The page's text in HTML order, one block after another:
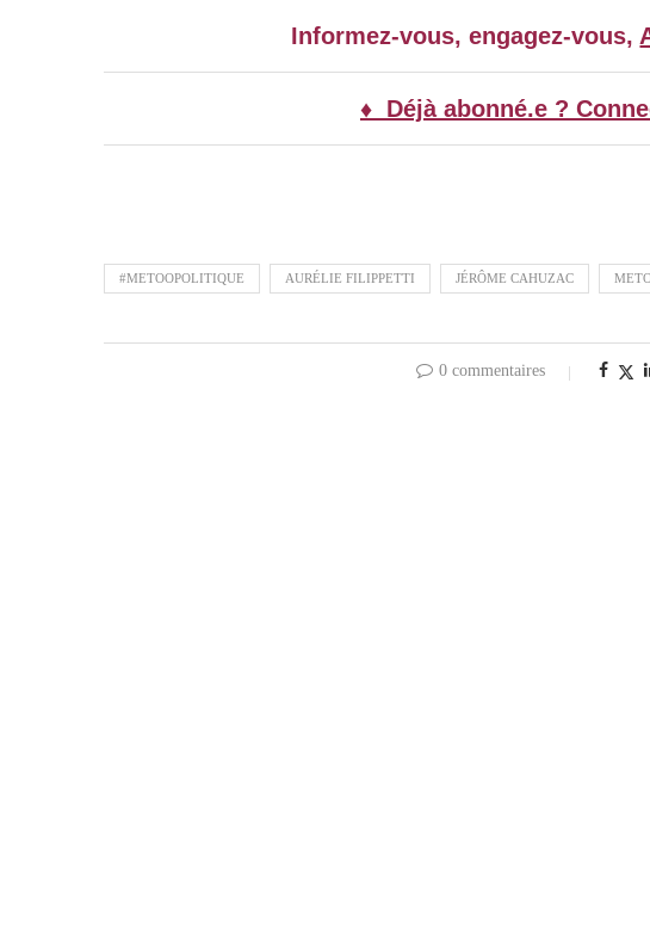
Informez-vous, engagez-vous,
♦ Déjà abonné.e ?
#METOOPOLITIQUE AURÉLIE FILIPPETTI JÉRÔME CAHUZAC
0 commentaires